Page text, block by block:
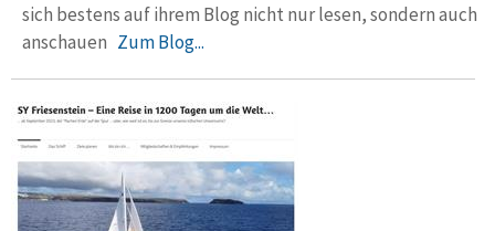
sich bestens auf ihrem Blog nicht nur lesen, sondern auch
anschauen Zum Blog...